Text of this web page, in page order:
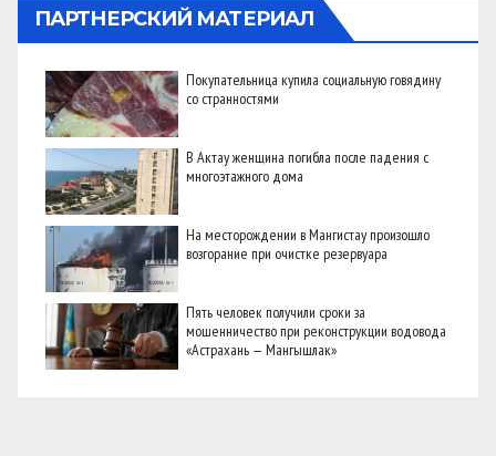
ПАРТНЕРСКИЙ МАТЕРИАЛ
Покупательница купила социальную говядину
со странностями
В Актау женщина погибла после падения с
многоэтажного дома
На месторождении в Мангистау произошло
возгорание при очистке резервуара
Пять человек получили сроки за
мошенничество при реконструкции водовода
«Астрахань — Мангышлак»